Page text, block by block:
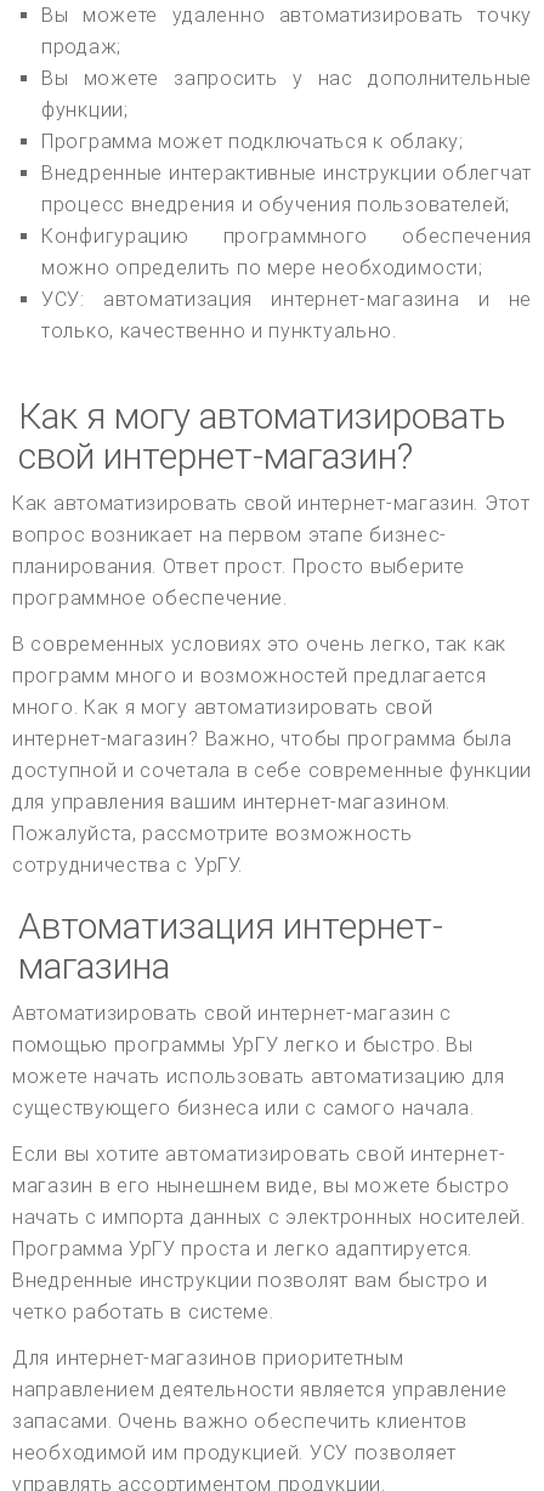
Вы можете удаленно автоматизировать точку
продаж;
Вы можете запросить у нас дополнительные
функции;
Программа может подключаться к облаку;
Внедренные интерактивные инструкции облегчат
процесс внедрения и обучения пользователей;
Конфигурацию программного обеспечения
можно определить по мере необходимости;
УСУ: автоматизация интернет-магазина и не
только, качественно и пунктуально.
Как я могу автоматизировать
свой интернет-магазин?
Как автоматизировать свой интернет-магазин. Этот
вопрос возникает на первом этапе бизнес-
планирования. Ответ прост. Просто выберите
программное обеспечение.
В современных условиях это очень легко, так как
программ много и возможностей предлагается
много. Как я могу автоматизировать свой
интернет-магазин? Важно, чтобы программа была
доступной и сочетала в себе современные функции
для управления вашим интернет-магазином.
Пожалуйста, рассмотрите возможность
сотрудничества с УрГУ.
Автоматизация интернет-
магазина
Автоматизировать свой интернет-магазин с
помощью программы УрГУ легко и быстро. Вы
можете начать использовать автоматизацию для
существующего бизнеса или с самого начала.
Если вы хотите автоматизировать свой интернет-
магазин в его нынешнем виде, вы можете быстро
начать с импорта данных с электронных носителей.
Программа УрГУ проста и легко адаптируется.
Внедренные инструкции позволят вам быстро и
четко работать в системе.
Для интернет-магазинов приоритетным
направлением деятельности является управление
запасами. Очень важно обеспечить клиентов
необходимой им продукцией. УСУ позволяет
управлять ассортиментом продукции.